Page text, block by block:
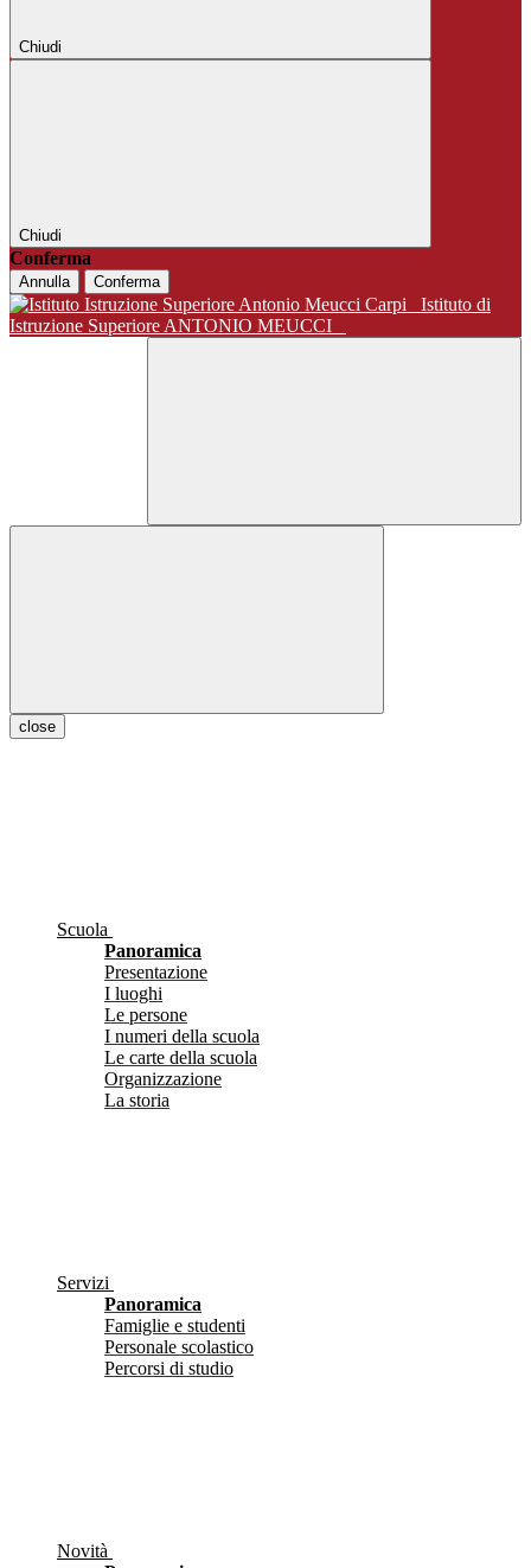
Chiudi
Chiudi
Conferma
Annulla Conferma
Istituto di
Istruzione Superiore ANTONIO MEUCCI
close
Scuola
Panoramica
Presentazione
I luoghi
Le persone
I numeri della scuola
Le carte della scuola
Organizzazione
La storia
Servizi
Panoramica
Famiglie e studenti
Personale scolastico
Percorsi di studio
Novità